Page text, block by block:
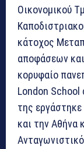
Οικονομικού
κάτοχος
αποφάσεων
κορυφαίο
London
της
και την Αθήνα